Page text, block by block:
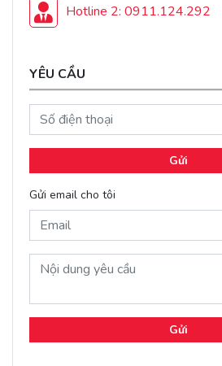
Hotline 2: 0911.124.292
YÊU CẦU
Gửi
Gửi email cho tôi
Gửi